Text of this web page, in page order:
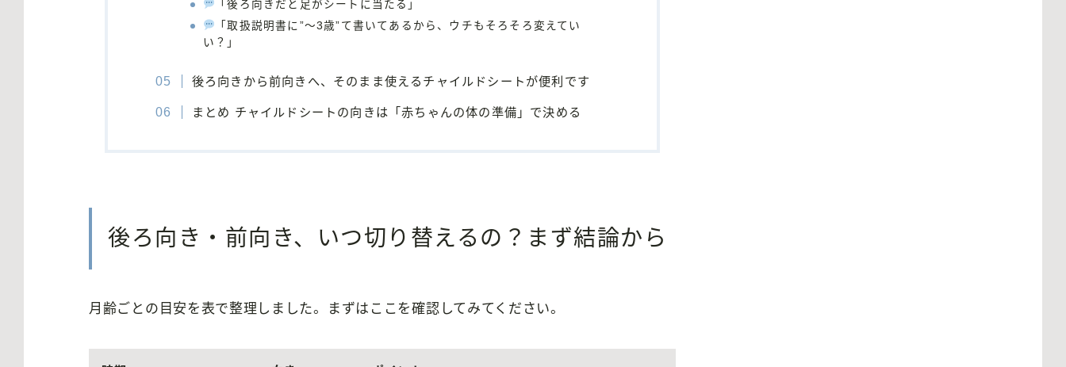
「後ろ向きだと足がシートに当たる」
「取扱説明書に”〜3歳”て書いてあるから、ウチもそろそろ変えてい
い？」
後ろ向きから前向きへ、そのまま使えるチャイルドシートが便利です
まとめ チャイルドシートの向きは「赤ちゃんの体の準備」で決める
後ろ向き・前向き、いつ切り替えるの？まず結論から
月齢ごとの目安を表で整理しました。まずはここを確認してみてください。